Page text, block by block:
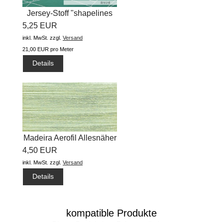
Jersey-Stoff "shapelines
5,25 EUR
inkl. MwSt. zzgl. Versand
21,00 EUR pro Meter
Details
Madeira Aerofil Allesnäher
(400m) #8647
4,50 EUR
inkl. MwSt. zzgl. Versand
Details
kompatible Produkte